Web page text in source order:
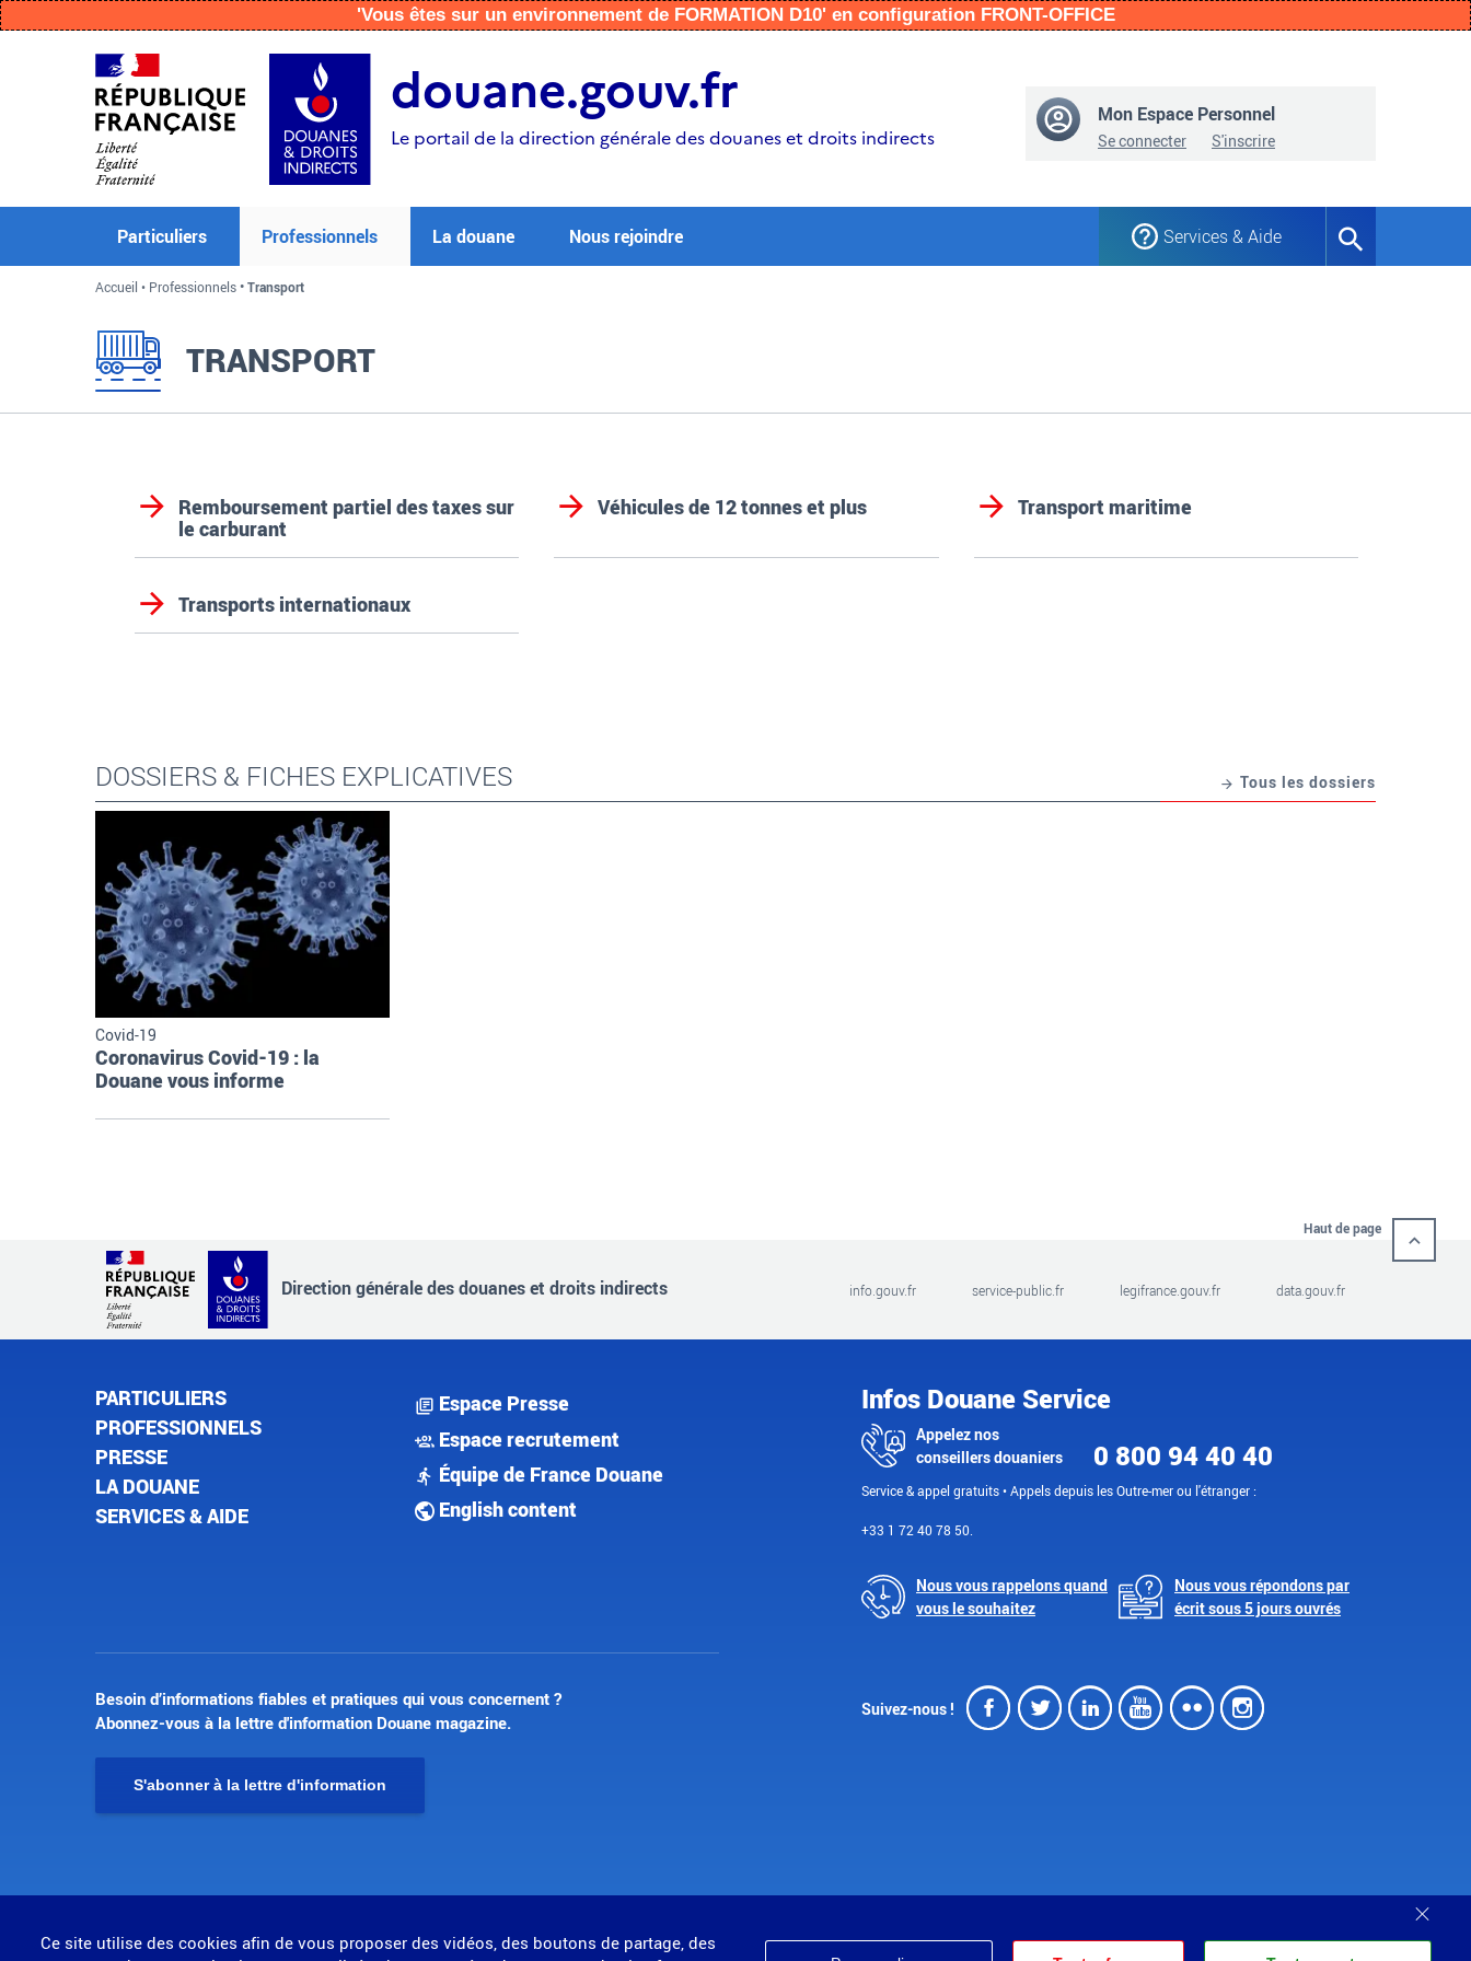
Ce site utilise des cookies afin de vous proposer des vidéos, des boutons de partage, des
'Vous êtes sur un environnement de FORMATION D10' en configuration FRONT-OFFICE
douane.gouv.fr
Le portail de la direction générale des douanes et droits indirects
Mon Espace Personnel
Se connecter S'inscrire
Particuliers Professionnels La douane Nous rejoindre Services & Aide
Formulaire
Accueil Professionnels Transport
TRANSPORT
Remboursement partiel des taxes sur
le carburant
Véhicules de 12 tonnes et plus Transport maritime
Transports internationaux
DOSSIERS & FICHES EXPLICATIVES Tous les dossiers
Covid-19
Coronavirus Covid-19 : la
Douane vous informe
Haut de page
Direction générale des douanes et droits indirects info.gouv.fr service-public.fr legifrance.gouv.fr data.gouv.fr
PARTICULIERS
PROFESSIONNELS
PRESSE
LA DOUANE
SERVICES & AIDE
Espace Presse
Espace recrutement
Équipe de France Douane
English content
Infos Douane Service
Appelez nos
conseillers douaniers
0 800 94 40 40
Service & appel gratuits • Appels depuis les Outre-mer ou l'étranger :
+33 1 72 40 78 50.
Nous vous rappelons quand
vous le souhaitez
Nous vous répondons par
écrit sous 5 jours ouvrés
Besoin d’informations fiables et pratiques qui vous concernent ?
Abonnez-vous à la lettre d'information Douane magazine.
S'abonner à la lettre d'information
Suivez-nous ! Facebook
Twitter
LinkedIn
Youtube
FlickrInstagram